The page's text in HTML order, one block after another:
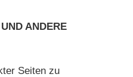
ANDERE
Seiten zu